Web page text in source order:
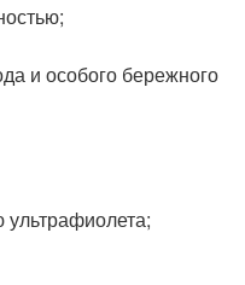
и особого бережного